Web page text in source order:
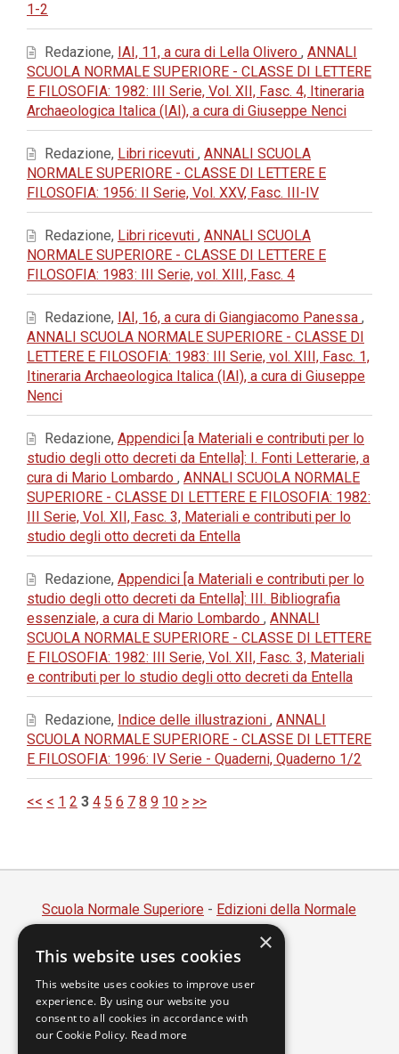
1-2
Redazione, IAI, 11, a cura di Lella Olivero , ANNALI
SCUOLA NORMALE SUPERIORE - CLASSE DI LETTERE
E FILOSOFIA: 1982: III Serie, Vol. XII, Fasc. 4, Itineraria
Archaeologica Italica (IAI), a cura di Giuseppe Nenci
Redazione, Libri ricevuti , ANNALI SCUOLA
NORMALE SUPERIORE - CLASSE DI LETTERE E
FILOSOFIA: 1956: II Serie, Vol. XXV, Fasc. III-IV
Redazione, Libri ricevuti , ANNALI SCUOLA
NORMALE SUPERIORE - CLASSE DI LETTERE E
FILOSOFIA: 1983: III Serie, vol. XIII, Fasc. 4
Redazione, IAI, 16, a cura di Giangiacomo Panessa ,
ANNALI SCUOLA NORMALE SUPERIORE - CLASSE DI
LETTERE E FILOSOFIA: 1983: III Serie, vol. XIII, Fasc. 1,
Itineraria Archaeologica Italica (IAI), a cura di Giuseppe
Nenci
Redazione, Appendici [a Materiali e contributi per lo
studio degli otto decreti da Entella]: I. Fonti Letterarie, a
cura di Mario Lombardo , ANNALI SCUOLA NORMALE
SUPERIORE - CLASSE DI LETTERE E FILOSOFIA: 1982:
III Serie, Vol. XII, Fasc. 3, Materiali e contributi per lo
studio degli otto decreti da Entella
Redazione, Appendici [a Materiali e contributi per lo
studio degli otto decreti da Entella]: III. Bibliografia
essenziale, a cura di Mario Lombardo , ANNALI
SCUOLA NORMALE SUPERIORE - CLASSE DI LETTERE
E FILOSOFIA: 1982: III Serie, Vol. XII, Fasc. 3, Materiali
e contributi per lo studio degli otto decreti da Entella
Redazione, Indice delle illustrazioni , ANNALI
SCUOLA NORMALE SUPERIORE - CLASSE DI LETTERE
E FILOSOFIA: 1996: IV Serie - Quaderni, Quaderno 1/2
<< < 1 2 3 4 5 6 7 8 9 10 > >>
Scuola Normale Superiore - Edizioni della Normale
Piazza dei Cavalieri, 7 - 56126 Pisa
Codice fiscale 80005050507
Partita IVA 00420000507
segreteria.annali@sns.it
Accessibilità
×
This website uses cookies
This website uses cookies to improve user
experience. By using our website you
consent to all cookies in accordance with
our Cookie Policy. Read more